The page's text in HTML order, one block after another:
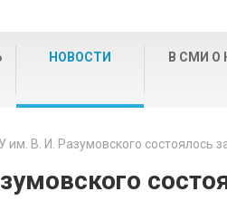
НОВОСТИ В СМИ О
им. В. И. Разумовского состоялось